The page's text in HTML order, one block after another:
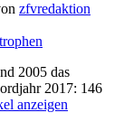
zfvredaktion
2005 das
2017: 146
anzeigen